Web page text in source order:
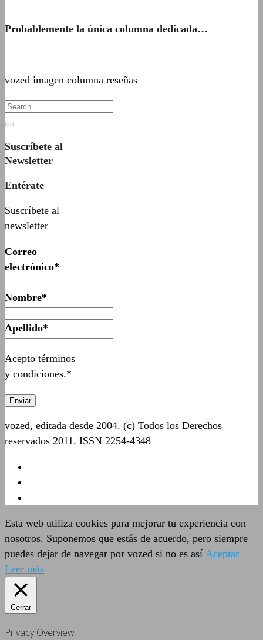
Probablemente la única columna dedicada…
vozed imagen columna reseñas
Suscríbete al
Newsletter
Entérate
Suscríbete al
newsletter
Correo
electrónico*
Nombre*
Apellido*
Acepto términos
y condiciones.*
vozed, editada desde 2004. (c) Todos los Derechos
reservados 2011. ISSN 2254-4348
Esta web utiliza cookies para mejorar tu experiencia con
nosotros. Suponemos que estás de acuerdo, pero siempre
puedes dejar de navegar por vozed si no es así Aceptar
Leer más
Cerrar
Privacy Overview